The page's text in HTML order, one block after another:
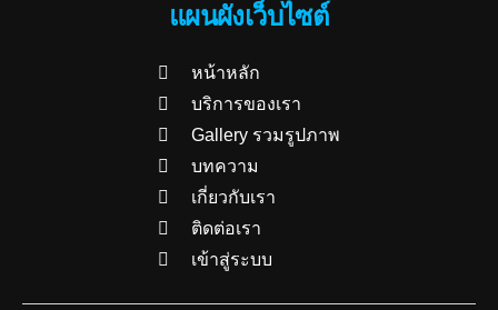
แผนผังเว็บไซต์
หน้าหลัก
บริการของเรา
Gallery รวมรูปภาพ
บทความ
เกี่ยวกับเรา
ติดต่อเรา
เข้าสู่ระบบ